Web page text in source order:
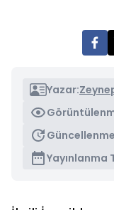
Yazar:
Yayınlanma